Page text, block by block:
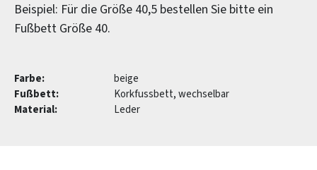
Beispiel: Für die Größe 40,5 bestellen Sie bitte ein
Fußbett Größe 40.
Farbe:
beige
Fußbett:
Korkfussbett, wechselbar
Material:
Leder